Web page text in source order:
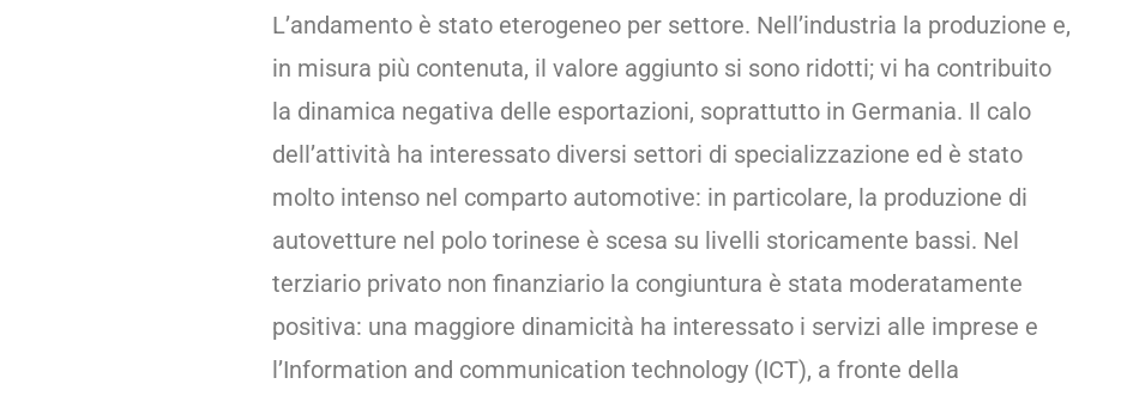
L’andamento è stato eterogeneo per settore. Nell’industria la produzione e,
in misura più contenuta, il valore aggiunto si sono ridotti; vi ha contribuito
la dinamica negativa delle esportazioni, soprattutto in Germania. Il calo
dell’attività ha interessato diversi settori di specializzazione ed è stato
molto intenso nel comparto automotive: in particolare, la produzione di
autovetture nel polo torinese è scesa su livelli storicamente bassi. Nel
terziario privato non finanziario la congiuntura è stata moderatamente
positiva: una maggiore dinamicità ha interessato i servizi alle imprese e
l’Information and communication technology (ICT), a fronte della